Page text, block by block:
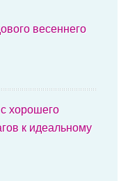
весеннего
хорошего
к идеальному